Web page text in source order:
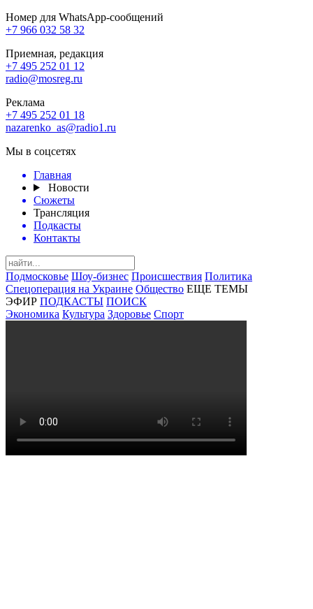
Номер для WhatsApp-сообщений
+7 966 032 58 32
Приемная, редакция
+7 495 252 01 12
radio@mosreg.ru
Реклама
+7 495 252 01 18
nazarenko_as@radio1.ru
Мы в соцсетях
Главная
Новости
Сюжеты
Трансляция
Подкасты
Контакты
Подмосковье Шоу-бизнес Происшествия Политика
Спецоперация на Украине Общество ЕЩЕ ТЕМЫ
ЭФИР ПОДКАСТЫ ПОИСК
Экономика Культура Здоровье Спорт